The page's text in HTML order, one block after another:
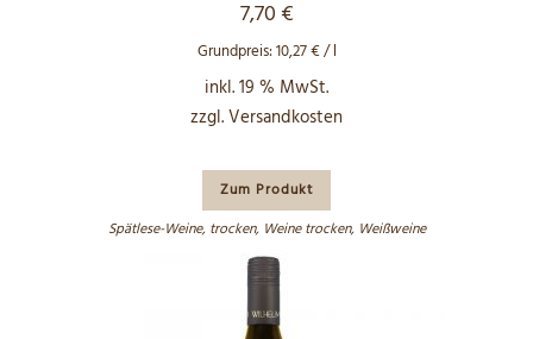
7,70 €
Grundpreis:10,27€/l
inkl. 19 % MwSt.
zzgl.Versandkosten
Zum Produkt
Spätlese-Weine, trocken, Weine trocken, Weißweine